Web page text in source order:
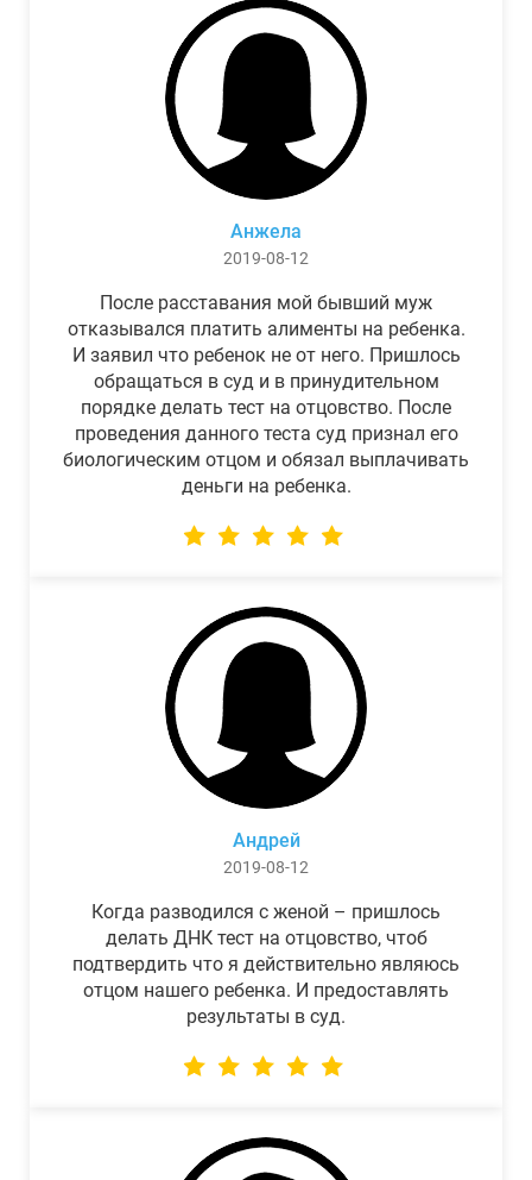
Анжела
2019-08-12
После расставания мой бывший муж
отказывался платить алименты на ребенка.
И заявил что ребенок не от него. Пришлось
обращаться в суд и в принудительном
порядке делать тест на отцовство. После
проведения данного теста суд признал его
биологическим отцом и обязал выплачивать
деньги на ребенка.
Андрей
2019-08-12
Когда разводился с женой – пришлось
делать ДНК тест на отцовство, чтоб
подтвердить что я действительно являюсь
отцом нашего ребенка. И предоставлять
результаты в суд.